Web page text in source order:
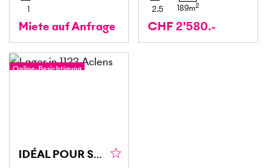
1
Miete auf Anfrage
2.5 189m2
CHF 2'580.-
Online-Besichtigung
IDÉAL POUR STOCKAGE : DISPONIBLE DE SUITE !